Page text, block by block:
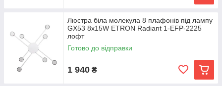
Люстра біла молекула 8 плафонів під лампу
GX53 8x15W ETRON Radiant 1-EFP-2225
лофт
Готово до відправки
1 940 ₴